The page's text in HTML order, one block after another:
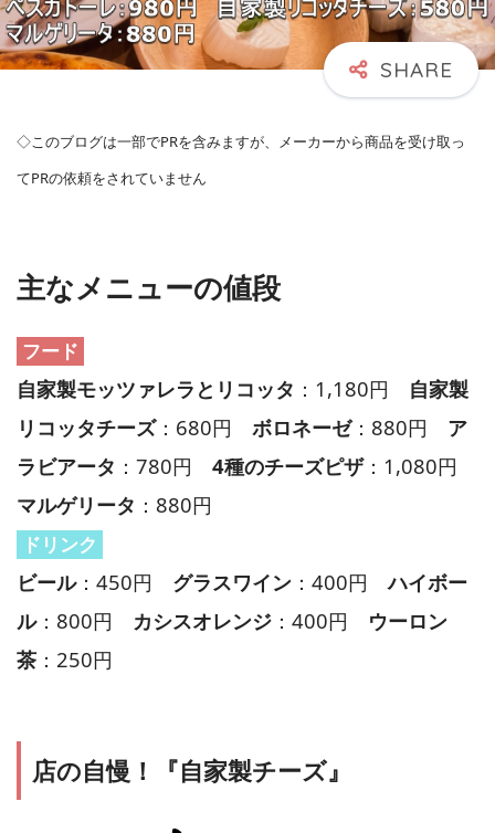
◇このブログは一部でPRを含みますが、メーカーから商品を受け取っ
てPRの依頼をされていません
主なメニューの値段
フード
自家製モッツァレラとリコッタ ：1,180円 自家製
リコッタチーズ：680円 ボロネーゼ：880円 ア
ラビアータ ：780円 4種のチーズピザ：1,080円
マルゲリータ ：880円
ドリンク
ビール：450円 グラスワイン ：400円ハイボー
ル：800円 カシスオレンジ ：400円 ウーロン
茶 ：250円
店の自慢！『自家製チーズ』